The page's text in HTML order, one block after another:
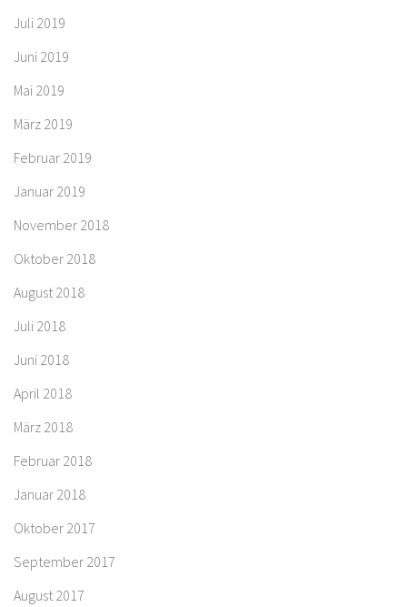
Juli 2019
Juni 2019
Mai 2019
März 2019
Februar 2019
Januar 2019
November 2018
Oktober 2018
August 2018
Juli 2018
Juni 2018
April 2018
März 2018
Februar 2018
Januar 2018
Oktober 2017
September 2017
August 2017